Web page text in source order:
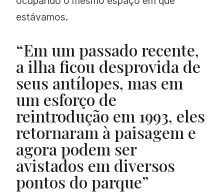
estávamos.
“Em um passado recente,
a ilha ficou desprovida de
seus antílopes, mas em
um esforço de
reintrodução em 1993, eles
retornaram à paisagem e
agora podem ser
avistados em diversos
pontos do parque”